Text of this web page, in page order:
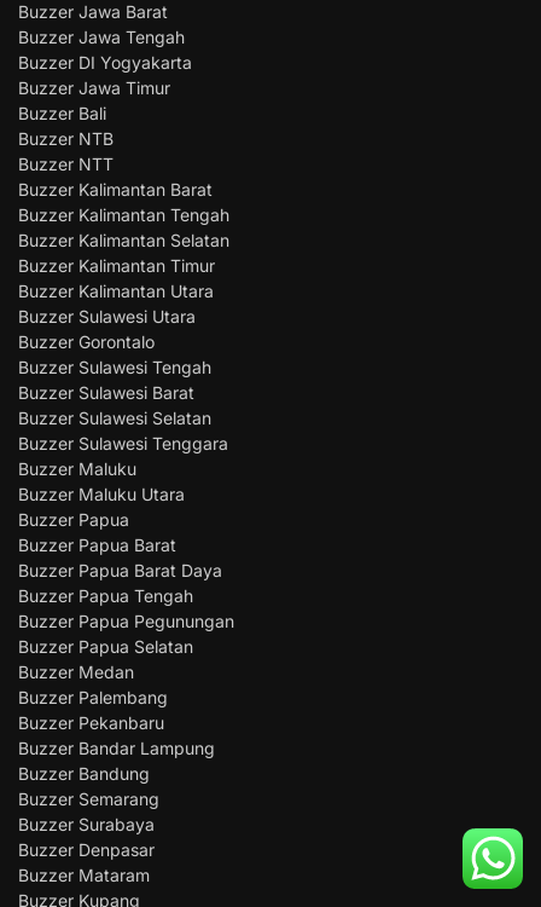
Buzzer Jawa Barat
Buzzer Jawa Tengah
Buzzer DI Yogyakarta
Buzzer Jawa Timur
Buzzer Bali
Buzzer NTB
Buzzer NTT
Buzzer Kalimantan Barat
Buzzer Kalimantan Tengah
Buzzer Kalimantan Selatan
Buzzer Kalimantan Timur
Buzzer Kalimantan Utara
Buzzer Sulawesi Utara
Buzzer Gorontalo
Buzzer Sulawesi Tengah
Buzzer Sulawesi Barat
Buzzer Sulawesi Selatan
Buzzer Sulawesi Tenggara
Buzzer Maluku
Buzzer Maluku Utara
Buzzer Papua
Buzzer Papua Barat
Buzzer Papua Barat Daya
Buzzer Papua Tengah
Buzzer Papua Pegunungan
Buzzer Papua Selatan
Buzzer Medan
Buzzer Palembang
Buzzer Pekanbaru
Buzzer Bandar Lampung
Buzzer Bandung
Buzzer Semarang
Buzzer Surabaya
Buzzer Denpasar
Buzzer Mataram
Buzzer Kupang